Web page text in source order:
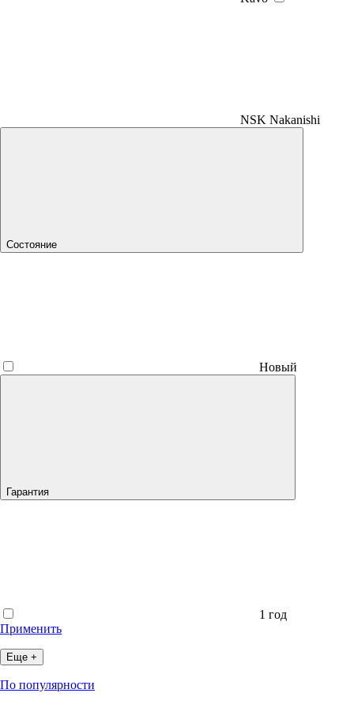
NSK Nakanishi
Состояние
Новый
Гарантия
1 год
Применить
Еще +
По популярности